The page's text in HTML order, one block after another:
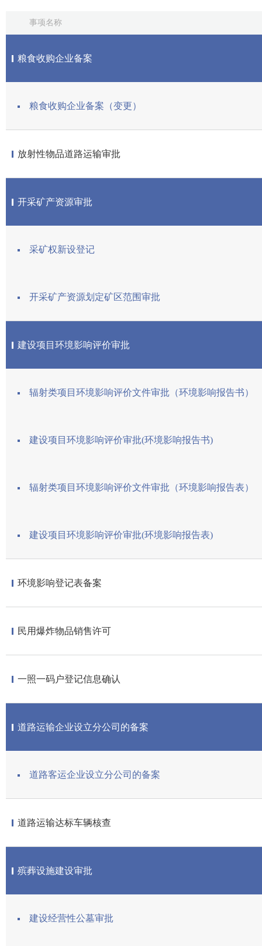
事项名称
粮食收购企业备案
粮食收购企业备案（变更）
放射性物品道路运输审批
开采矿产资源审批
采矿权新设登记
开采矿产资源划定矿区范围审批
建设项目环境影响评价审批
辐射类项目环境影响评价文件审批（环境影响报告书）
建设项目环境影响评价审批(环境影响报告书)
辐射类项目环境影响评价文件审批（环境影响报告表）
建设项目环境影响评价审批(环境影响报告表)
环境影响登记表备案
民用爆炸物品销售许可
一照一码户登记信息确认
道路运输企业设立分公司的备案
道路客运企业设立分公司的备案
道路运输达标车辆核查
殡葬设施建设审批
建设经营性公墓审批